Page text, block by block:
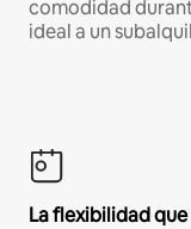
comodidad
ideal a un
La flexibilidad